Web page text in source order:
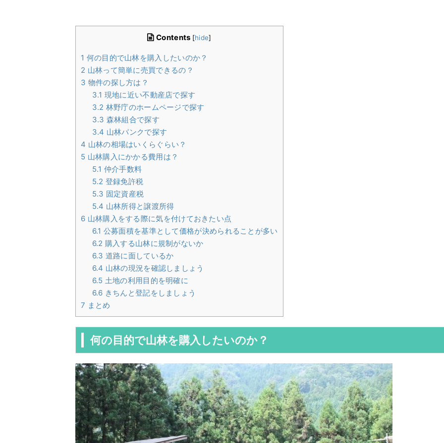
Contents [hide]
1 何の目的で山林を購入したいのか？
2 山林って簡単に売買できるの？
3 物件の探し方は？
3.1 現地に近い不動産店で探す
3.2 林野庁のホームページで探す
3.3 森林組合で探す
3.4 山林バンクで探す
4 山林の相場はいくらぐらい？
5 山林購入にかかる費用は？
5.1 仲介手数料
5.2 登録免許税
5.3 固定資産税
5.4 山林所得と譲渡所得
6 山林購入をする際に気を付けておきたい点
6.1 公募面積を基準として価格が決められることが多い
6.2 購入する山林に規制がないか
6.3 道路に面しているか
6.4 山林の現況を確認しましょう
6.5 土地の利用目的を明確に
6.6 きちんと登記をしましょう
7 まとめ
何の目的で山林を購入したいのか？